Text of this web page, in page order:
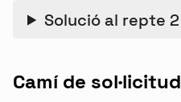
Solució al repte 2
Camí de sol·licitud